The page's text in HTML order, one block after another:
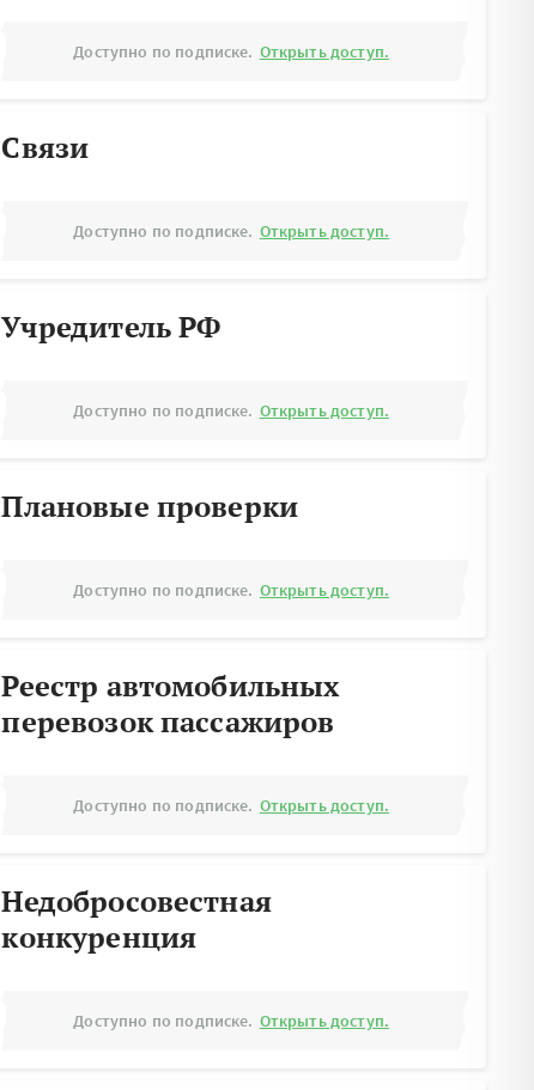
Доступно по подписке. Открыть доступ.
Связи
Доступно по подписке. Открыть доступ.
Учредитель РФ
Доступно по подписке. Открыть доступ.
Плановые проверки
Доступно по подписке. Открыть доступ.
Реестр автомобильных
перевозок пассажиров
Доступно по подписке. Открыть доступ.
Недобросовестная
конкуренция
Доступно по подписке. Открыть доступ.